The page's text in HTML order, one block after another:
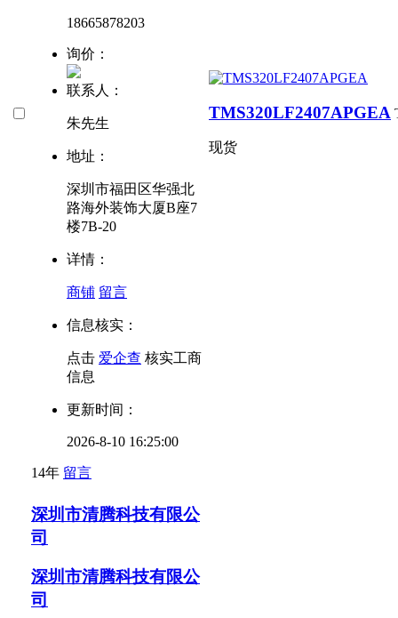
18665878203
询价：
联系人：
朱先生
地址：
深圳市福田区华强北
路海外装饰大厦B座7
楼7B-20
详情：
商铺 留言
信息核实：
点击 爱企查 核实工商
信息
更新时间：
2026-8-10 16:25:00
14年 留言
TMS320LF2407APGEA
现货
深圳市清腾科技有限公
司
深圳市清腾科技有限公
司